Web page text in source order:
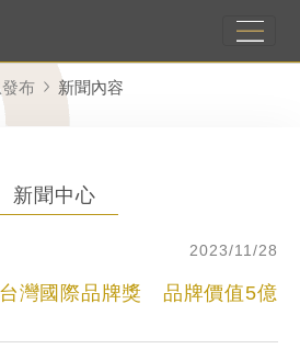
布 新聞內容
新聞中心
2023/11/28
灣國際品牌獎 品牌價值5億